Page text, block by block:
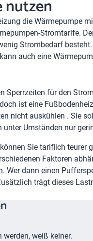
nutzen
die Wärmepumpe
Stromtarife.
Strombedarf
auch eine
Sperrzeiten für den
ist eine
nicht auskühlen . Sie
Umständen nur
Sie tariflich teurer
Faktoren
dann einen
trägt dieses
weiß keiner.